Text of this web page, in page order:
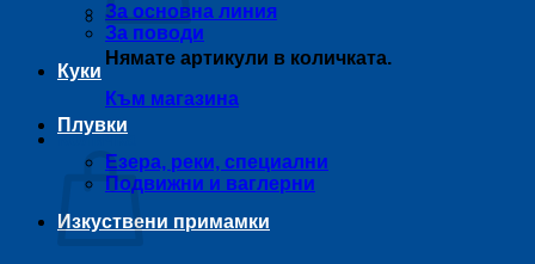
Нямате артикули в количката.
Към магазина
Количка
За основна линия
За поводи
Куки
Плувки
Езера, реки, специални
Подвижни и ваглерни
Изкуствени примамки